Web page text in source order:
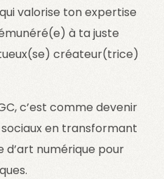
valorise ton expertise
à ta juste
créateur(trice)
c’est comme devenir
sociaux en transformant
numérique pour